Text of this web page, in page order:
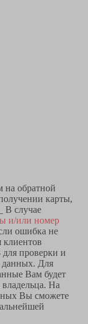
на обратной
карты,
В случае
и/или номер
ошибка не
клиентов
для проверки и
данных. Для
Вам будет
На
Вы сможете